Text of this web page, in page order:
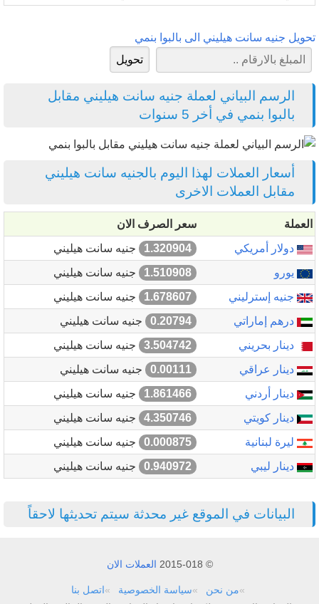
تحويل جنيه سانت هيليني الى بالبوا بنمي
الرسم البياني لعملة جنيه سانت هيليني مقابل
بالبوا بنمي في أخر 5 سنوات
أسعار العملات لهذا اليوم بالجنيه سانت هيليني
مقابل العملات الاخرى
العملة
سعر الصرف الان
دولار أمريكي
1.320904
جنيه سانت هيليني
يورو
1.510908
جنيه سانت هيليني
جنيه إسترليني
1.678607
جنيه سانت هيليني
درهم إماراتي
0.20794
جنيه سانت هيليني
دينار بحريني
3.504742
جنيه سانت هيليني
دينار عراقي
0.00111
جنيه سانت هيليني
دينار أردني
1.861466
جنيه سانت هيليني
دينار كويتي
4.350746
جنيه سانت هيليني
ليرة لبنانية
0.000875
جنيه سانت هيليني
دينار ليبي
0.940972 جنيه سانت هيليني
البيانات في الموقع غير محدثة سيتم تحديثها لاحقاً
© 2015-018 العملات الان
من نحن سياسة الخصوصية
اتصل بنا